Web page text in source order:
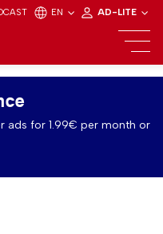
EN AD-LITE
ads for 1.99€ per month or